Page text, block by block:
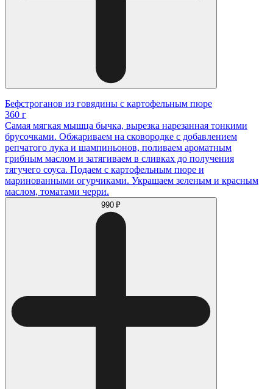
Бефстроганов из говядины с картофельным пюре
360 г
Самая мягкая мышца бычка, вырезка нарезанная тонкими
брусочками. Обжариваем на сковородке с добавлением
репчатого лука и шампиньонов, поливаем ароматным
грибным маслом и затягиваем в сливках до получения
тягучего соуса. Подаем с картофельным пюре и
маринованными огурчиками. Украшаем зеленым и красным
маслом, томатами черри.
990 ₽